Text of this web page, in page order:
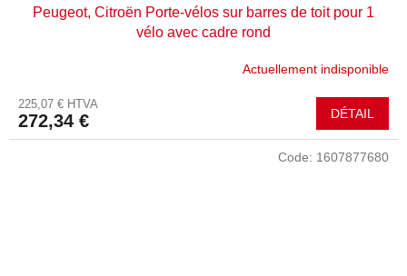
Peugeot, Citroën Porte-vélos sur barres de toit pour 1
vélo avec cadre rond
Actuellement indisponible
225,07 € HTVA
272,34 € DÉTAIL
Code: 1607877680